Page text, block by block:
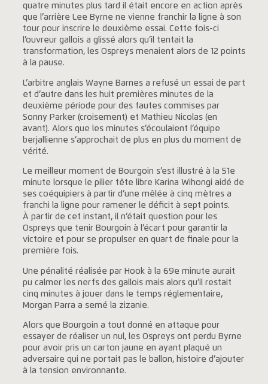
quatre minutes plus tard il était encore en action après
que l’arrière Lee Byrne ne vienne franchir la ligne à son
tour pour inscrire le deuxième essai. Cette fois-ci
l’ouvreur gallois a glissé alors qu’il tentait la
transformation, les Ospreys menaient alors de 12 points
à la pause.
L’arbitre anglais Wayne Barnes a refusé un essai de part
et d’autre dans les huit premières minutes de la
deuxième période pour des fautes commises par
Sonny Parker (croisement) et Mathieu Nicolas (en
avant). Alors que les minutes s’écoulaient l’équipe
berjallienne s’approchait de plus en plus du moment de
vérité.
Le meilleur moment de Bourgoin s’est illustré à la 51e
minute lorsque le pilier tête libre Karina Wihongi aidé de
ses coéquipiers à partir d’une mêlée à cinq mètres a
franchi la ligne pour ramener le déficit à sept points.
À partir de cet instant, il n’était question pour les
Ospreys que tenir Bourgoin à l’écart pour garantir la
victoire et pour se propulser en quart de finale pour la
première fois.
Une pénalité réalisée par Hook à la 69e minute aurait
pu calmer les nerfs des gallois mais alors qu’il restait
cinq minutes à jouer dans le temps réglementaire,
Morgan Parra a semé la zizanie.
Alors que Bourgoin a tout donné en attaque pour
essayer de réaliser un nul, les Ospreys ont perdu Byrne
pour avoir pris un carton jaune en ayant plaqué un
adversaire qui ne portait pas le ballon, histoire d’ajouter
à la tension environnante.